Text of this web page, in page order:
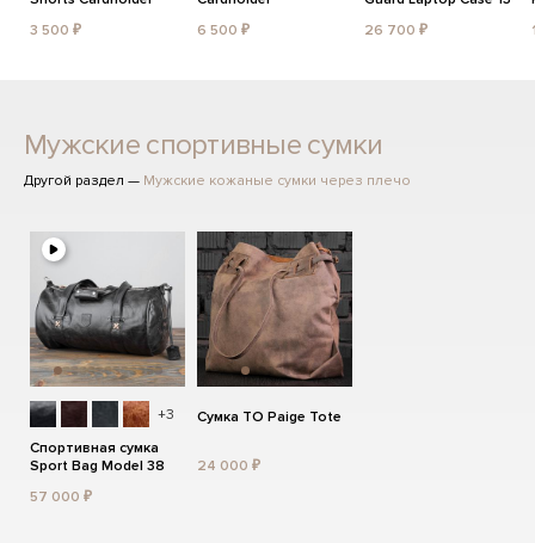
3 500 ₽
6 500 ₽
26 700 ₽
Мужские спортивные сумки
Другой раздел — Мужские кожаные сумки через плечо
+3
Спортивная сумка
Sport Bag Model 38
57 000 ₽
Сумка TO Paige Tote
24 000 ₽